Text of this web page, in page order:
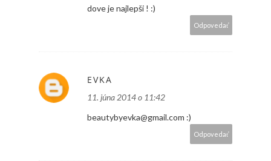
dove je najlepši ! :)
Odpovedať
EVKA
11. júna 2014 o 11:42
beautybyevka@gmail.com :)
Odpovedať